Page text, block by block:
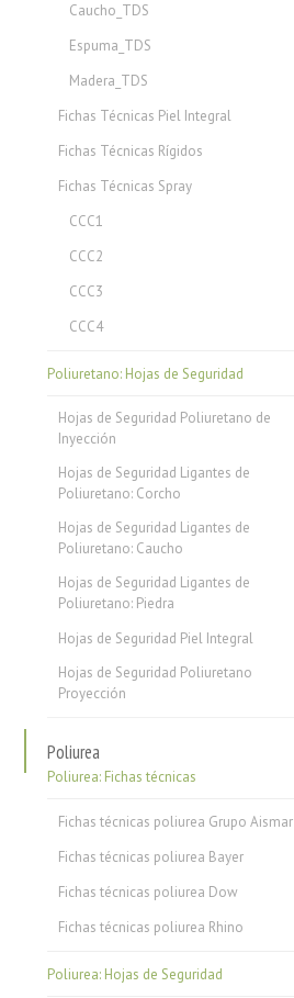
Caucho_TDS
Espuma_TDS
Madera_TDS
Fichas Técnicas Piel Integral
Fichas Técnicas Rígidos
Fichas Técnicas Spray
CCC1
CCC2
CCC3
CCC4
Poliuretano: Hojas de Seguridad
Hojas de Seguridad Poliuretano de
Inyección
Hojas de Seguridad Ligantes de
Poliuretano: Corcho
Hojas de Seguridad Ligantes de
Poliuretano: Caucho
Hojas de Seguridad Ligantes de
Poliuretano: Piedra
Hojas de Seguridad Piel Integral
Hojas de Seguridad Poliuretano
Proyección
Poliurea
Poliurea: Fichas técnicas
Fichas técnicas poliurea Grupo Aismar
Fichas técnicas poliurea Bayer
Fichas técnicas poliurea Dow
Fichas técnicas poliurea Rhino
Poliurea: Hojas de Seguridad